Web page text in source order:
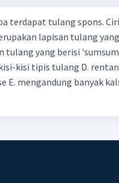
(penawaran uang)
di mana bentuk
dari kiri bawah ke
jumlah uang beredar
bunga turun di mana
fiskal kontraktif dilakukan
Tr, dan
terdapat tulang spons.
lapisan tulang
tulang yang berisi
kisi tipis tulang D.
E. mengandung banyak